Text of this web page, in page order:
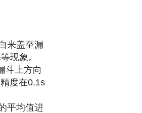
来盖至漏
现象。
斗上方向
度在0.1s
平均值进